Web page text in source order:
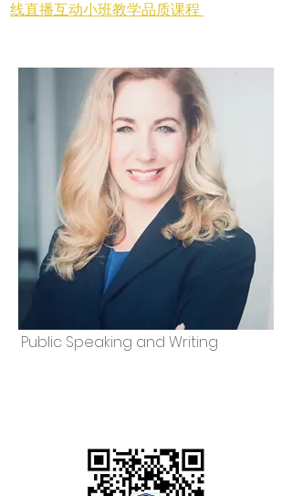
线直播互动小班教学品质课程
Public Speaking and Writing